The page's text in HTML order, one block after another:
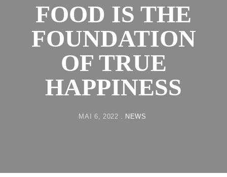
FOOD IS THE
FOUNDATION
OF TRUE
HAPPINESS
MAI 6, 2022 NEWS